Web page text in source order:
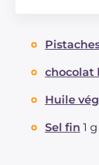
Dont sucres
Protéine
dont acides
Fibre
chocolat
Huile
Sel fin 1 g